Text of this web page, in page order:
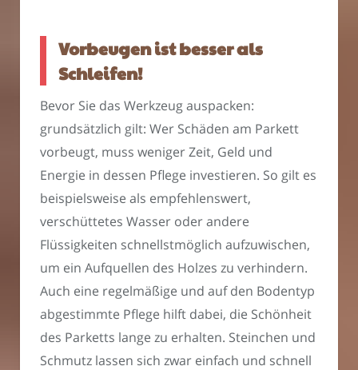
Vorbeugen ist besser als
Schleifen!
Bevor Sie das Werkzeug auspacken:
grundsätzlich gilt: Wer Schäden am Parkett
vorbeugt, muss weniger Zeit, Geld und
Energie in dessen Pflege investieren. So gilt es
beispielsweise als empfehlenswert,
verschüttetes Wasser oder andere
Flüssigkeiten schnellstmöglich aufzuwischen,
um ein Aufquellen des Holzes zu verhindern.
Auch eine regelmäßige und auf den Bodentyp
abgestimmte Pflege hilft dabei, die Schönheit
des Parketts lange zu erhalten. Steinchen und
Schmutz lassen sich zwar einfach und schnell